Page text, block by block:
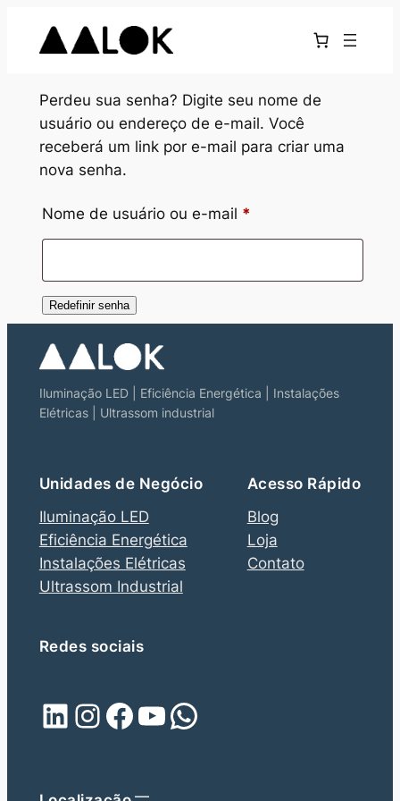
Perdeu sua senha? Digite seu nome de
usuário ou endereço de e-mail. Você
receberá um link por e-mail para criar uma
nova senha.
Nome de usuário ou e-mail *
Redefinir senha
Iluminação LED | Eficiência Energética | Instalações
Elétricas | Ultrassom industrial
Unidades de Negócio
Iluminação LED
Eficiência Energética
Instalações Elétricas
Ultrassom Industrial
Acesso Rápido
Blog
Loja
Contato
Redes sociais
LinkedIn Instagram Facebook Youtube WhatsApp